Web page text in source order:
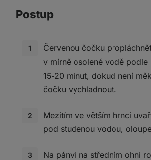
Postup
Červenou čočku
v mírně osolené vodě
15‑20 minut, dokud není
čočku vychladnout.
Mezitím ve větším hrnci
pod studenou vodou,
Na pánvi na středním ohni